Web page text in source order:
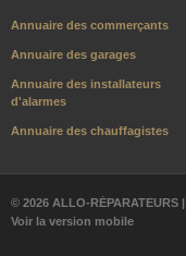
Annuaire des commerçants
Annuaire des garages
Annuaire des installateurs
d'alarmes
Annuaire des chauffagistes
© 2026 ALLO-RÉPARATEURS |
Voir la version mobile